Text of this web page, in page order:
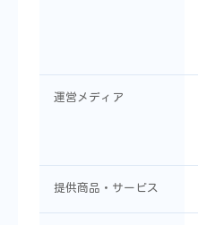
運営メディア
提供商品・サービス